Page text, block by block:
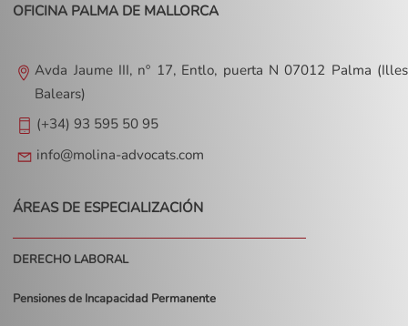
OFICINA PALMA DE MALLORCA
Avda Jaume III, nº 17, Entlo, puerta N 07012 Palma (Illes
Balears)
(+34) 93 595 50 95
info@molina-advocats.com
ÁREAS DE ESPECIALIZACIÓN
DERECHO LABORAL
Pensiones de Incapacidad Permanente